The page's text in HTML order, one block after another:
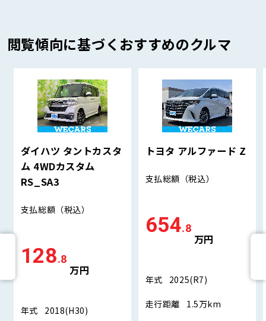
閲覧傾向に基づくおすすめのクルマ
ダイハツ タントカスタ
ム 4WDカスタム
RS_SA3
支払総額 （税込）
128.8
万円
年式 2018(H30)
トヨタ アルファード Z
支払総額 （税込）
654.8
万円
年式 2025(R7)
走行距離 1.5万km